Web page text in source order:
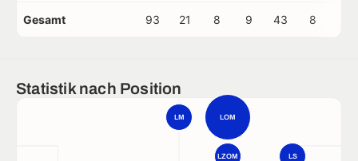
Gesamt 93 21 8 9 43 8
Statistik nach Position
LOM
LM
LS
LZOM